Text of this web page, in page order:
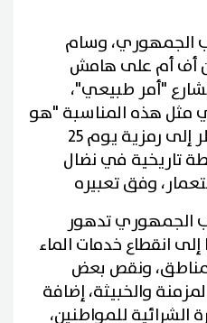
الجمهوري، وسام
أف أم على هامش
"أمر طبيعي"،
مثل هذه المناسبة "هو
الأمر غير الطبيعي"، بالنظر إلى رمزية يوم 25
تاريخية في نضال
وفق تعبيره
الجمهوري تدهور
انقطاع خدمات الماء
ونقص بعض
والخبيثة، إضافة
الشرائية للمواطنين،